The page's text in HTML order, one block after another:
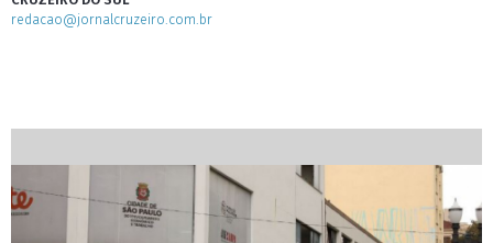
redacao@jornalcruzeiro.com.br